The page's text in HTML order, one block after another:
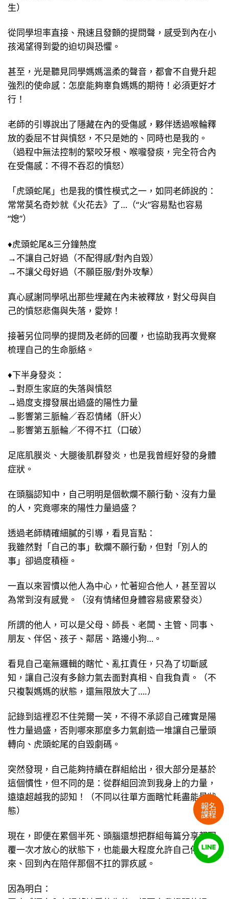
生）
從同學坦率直接、飛速且發顫的提問聲，感受到內在小
孩渴望得到愛的迫切與恐懼。
甚至，光是聽見同學媽媽溫柔的聲音，都會不自覺升起
強烈的使命感：怎麼能夠辜負媽媽的期待！必須更好才
行！
老師的引導說出了隱藏在內的受傷感，夥伴透過喉輪釋
放的委屈不甘與憤怒，不只是她的、同時也是我的。
（過程中無法控制的緊咬牙根、喉嚨發痰，完全符合內
在受傷感：不得不吞忍的憤怒）
「虎頭蛇尾」也是我的慣性模式之一，如同老師說的：
常常莫名奇妙就《火花去》了…（“火”容易點也容易
“熄”）
♦虎頭蛇尾&三分鐘熱度
→不讓自己好過（不配得感/對內自毀）
→不讓父母好過（不願臣服/對外攻擊）
真心感謝同學吼出那些埋藏在內未被釋放，對父母與自
己的憤怒悲傷與失落，愛妳！
接著另位同學的提問及老師的回覆，也協助我再次覺察
梳理自己的生命脈絡。
♦下半身發炎：
→對原生家庭的失落與憤怒
→過度支撐發展出過盛的陽性力量
→影響第三脈輪／吞忍情緒（肝火）
→影響第五脈輪／不得不扛（口破）
足底肌膜炎、大腿後肌群發炎，也是我曾經好發的身體
症狀。
在頭腦認知中，自己明明是個軟爛不願行動、沒有力量
的人，究竟哪來的陽性力量過盛？
透過老師精確細膩的引導，看見盲點：
我雖然對「自己的事」軟爛不願行動，但對「別人的
事」卻過度積極。
一直以來習慣以他人為中心，忙著迎合他人，甚至習以
為常到沒有感覺。（沒有情緒但身體容易疲累發炎）
所謂的他人，可以是父母、師長、老闆、主管、同事、
朋友、伴侶、孩子、鄰居、路邊小狗…。
看見自己毫無邏輯的瞎忙、亂扛責任，只為了切斷感
知，讓自己沒有多餘力氣去面對真相、自我負責。（不
只複製媽媽的狀態，還無限放大了….）
記錄到這裡忍不住莞爾一笑，不得不承認自己確實是陽
性力量過盛，否則哪來那麼多力氣創造一堆讓自己暈頭
轉向、虎頭蛇尾的自毀劇碼。
突然發現，自己能夠持續在群組給出，很大部分是基於
這個慣性，但不同的是：從群組回流到我身上的力量，
遠遠超越我的認知！（不同以往單方面瞎忙耗盡能量狀
態）
現在，即便在累個半死、頭腦還想把群組每篇分享都回
覆一次才放心的狀態下，也能最大程度允許自己停下
來、回到內在陪伴那個不扛的罪疚感。
因為明白：
報名
課程